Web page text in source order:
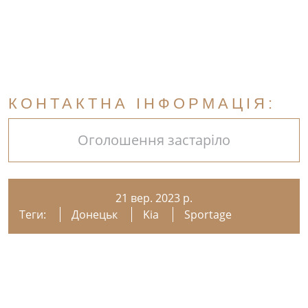
КОНТАКТНА ІНФОРМАЦІЯ:
Оголошення застаріло
21 вер. 2023 р.
Теги:
Донецьк Kia Sportage